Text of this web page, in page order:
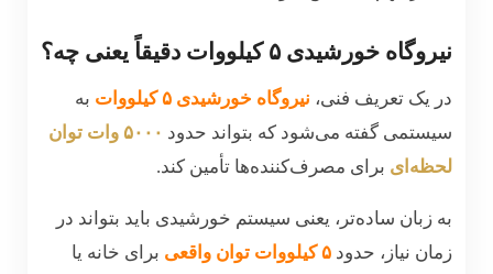
نیروگاه خورشیدی ۵ کیلووات دقیقاً یعنی چه؟
در یک تعریف فنی، نیروگاه خورشیدی ۵ کیلووات
به
سیستمی گفته می‌شود که بتواند حدود
۵۰۰۰ وات توان
لحظه‌ای برای مصرف‌کننده‌ها تأمین کند.
به زبان ساده‌تر، یعنی سیستم خورشیدی باید بتواند در
زمان نیاز، حدود ۵ کیلووات توان واقعی
برای خانه یا